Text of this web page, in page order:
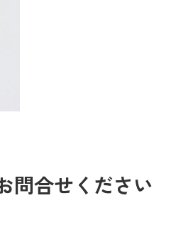
問合せください